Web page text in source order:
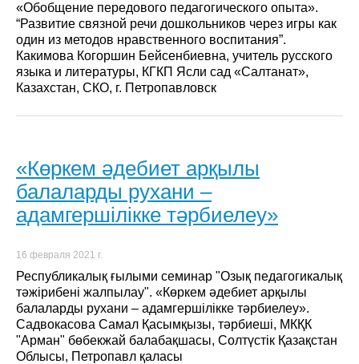
«Обобщение передового педагогического опыта».
“Развитие связной речи дошкольников через игры как
один из методов нравственного воспитания”.
Какимова Когоршин Бейсенбиевна, учитель русского
языка и литературы, КГКП Ясли сад «Салтанат»,
Казахстан, СКО, г. Петропавловск
«Көркем әдебиет арқылы
балаларды рухани –
адамгершілікке тәрбиелеу»
16 февраля 2021 г.
Республикалық ғылыми семинар "Озық педагогикалық
тәжірибені жалпылау". «Көркем әдебиет арқылы
балаларды рухани – адамгершілікке тәрбиелеу».
Садвокасова Самал Қасымқызы, тәрбиеші, МКҚК
"Арман" бөбекжай балабақшасы, Солтүстік Қазақстан
Облысы, Петропавл қаласы